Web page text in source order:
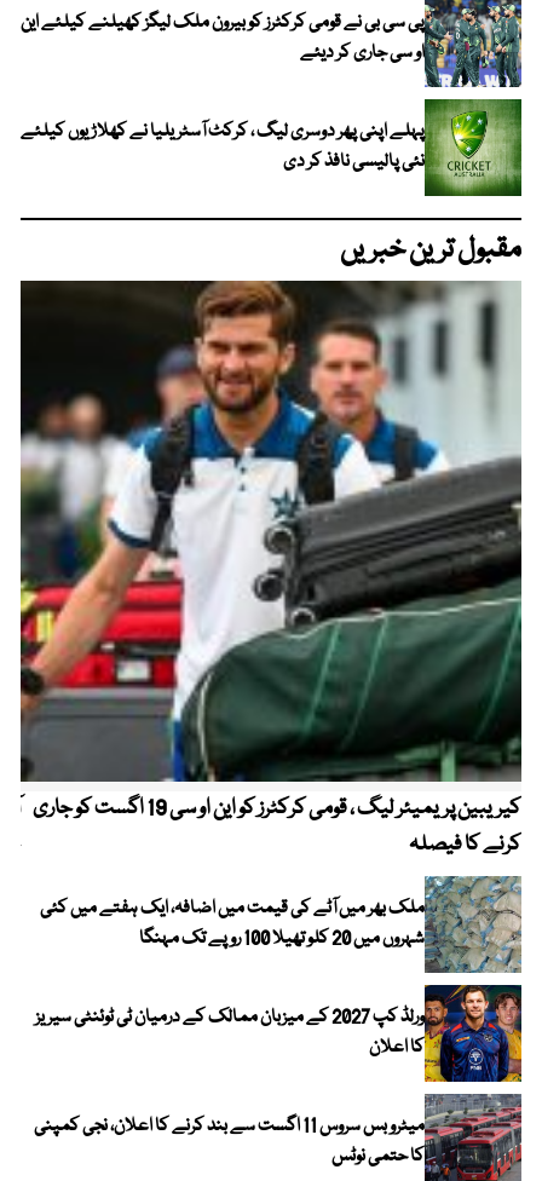
پی سی بی نے قومی کرکٹرز کو بیرون ملک لیگز کھیلنے کیلئے این
او سی جاری کر دیئے
پہلے اپنی پھر دوسری لیگ ، کرکٹ آسٹریلیا نے کھلاڑیوں کیلئے
نئی پالیسی نافذ کر دی
مقبول ترین خبریں
کیریبین پریمیئر لیگ ، قومی کرکٹرز کو این او سی 19 اگست کو جاری
کرنے کا فیصلہ
ملک بھر میں آٹے کی قیمت میں اضافہ، ایک ہفتے میں کئی
شہروں میں 20 کلو تھیلا 100 روپے تک مہنگا
ورلڈ کپ 2027 کے میزبان ممالک کے درمیان ٹی ٹوئنٹی سیریز
کا اعلان
میٹرو بس سروس 11 اگست سے بند کرنے کا اعلان، نجی کمپنی
کا حتمی نوٹس